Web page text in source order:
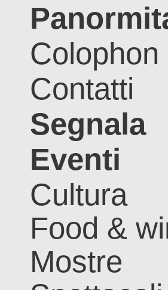
Colophon
Contatti
Segnala
Eventi
Cultura
Food &
Mostre